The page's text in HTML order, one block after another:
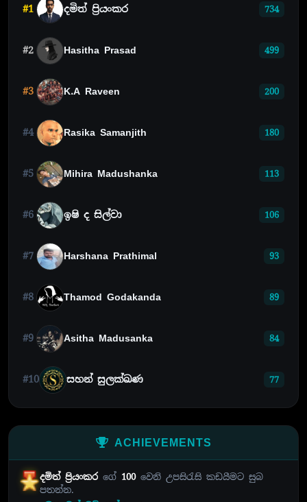
#1 දමිත් ප්‍රියංකර 734
#2 Hasitha Prasad 499
#3 K.A Raveen 200
#4 Rasika Samanjith 180
#5 Mihira Madushanka 113
#6 ඉෂි ද සිල්වා 106
#7 Harshana Prathimal 93
#8 Thamod Godakanda 89
#9 Asitha Madusanka 84
#10 සහන් සුලක්ඛණ 77
ACHIEVEMENTS
දමිත් ප්‍රියංකරගේ 100වෙනි උපසිරැසි කඩයීමට සුබ
පතන්න.